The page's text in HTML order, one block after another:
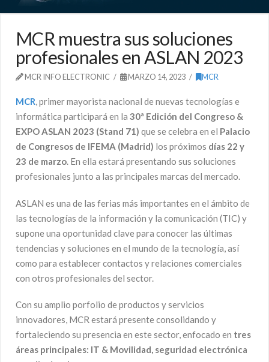
MCR muestra sus soluciones
profesionales en ASLAN 2023
MCR INFO ELECTRONIC MARZO 14, 2023 MCR
MCR, primer mayorista nacional de nuevas tecnologías e
informática participará en la 30ª Edición del Congreso &
EXPO ASLAN 2023 (Stand 71) que se celebra en el Palacio
de Congresos de IFEMA (Madrid) los próximos días 22 y
23 de marzo. En ella estará presentando sus soluciones
profesionales junto a las principales marcas del mercado.
ASLAN es una de las ferias más importantes en el ámbito de
las tecnologías de la información y la comunicación (TIC) y
supone una oportunidad clave para conocer las últimas
tendencias y soluciones en el mundo de la tecnología, así
como para establecer contactos y relaciones comerciales
con otros profesionales del sector.
Con su amplio porfolio de productos y servicios
innovadores, MCR estará presente consolidando y
fortaleciendo su presencia en este sector, enfocado en tres
áreas principales: IT & Movilidad, seguridad electrónica